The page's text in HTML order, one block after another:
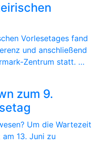
Vorlesetages fand
und anschließend
Zentrum statt. …
zum 9.
Um die Wartezeit
13. Juni zu